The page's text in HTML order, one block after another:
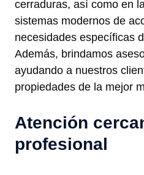
cerraduras, así como en
sistemas modernos de
necesidades específicas
Además, brindamos
ayudando a nuestros
propiedades de la mejor
Atención
profesional